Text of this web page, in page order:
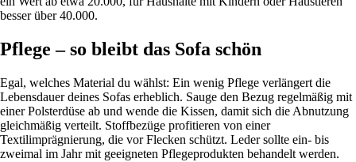
besser über 40.000.
Pflege – so bleibt das Sofa schön
Egal, welches Material du wählst: Ein wenig Pflege verlängert die
Lebensdauer deines Sofas erheblich. Sauge den Bezug regelmäßig mit
einer Polsterdüse ab und wende die Kissen, damit sich die Abnutzung
gleichmäßig verteilt. Stoffbezüge profitieren von einer
Textilimprägnierung, die vor Flecken schützt. Leder sollte ein- bis
zweimal im Jahr mit geeigneten Pflegeprodukten behandelt werden.